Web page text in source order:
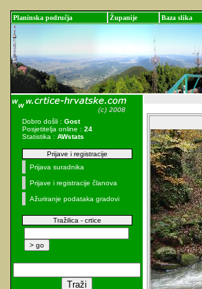
Planinska područja Županije Baza slika
Dobro došli : Gost
Posjetitelja online : 24
Statistika : AWstats
Prijave i registracije
Prijava suradnika
Prijave i registracije članova
Ažuriranje podataka gradovi
Tražilica - crtice